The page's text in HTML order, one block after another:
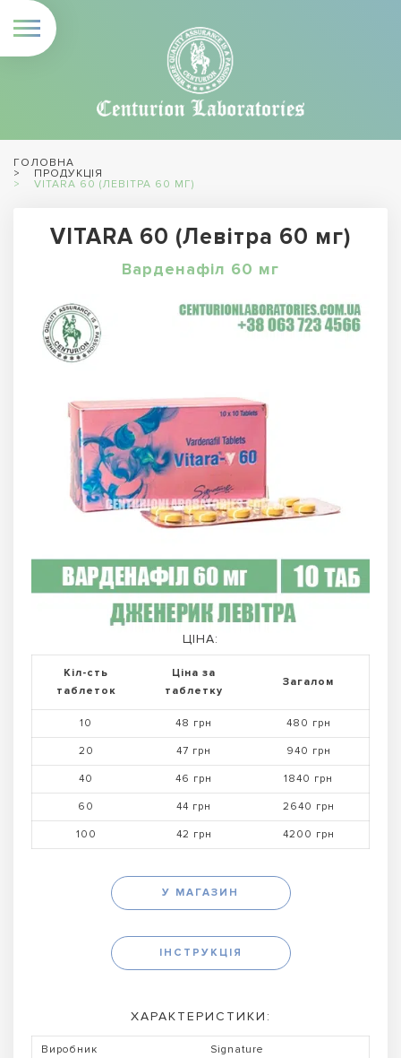
ГОЛОВНА
ПРОДУКЦІЯ
VITARA 60 (ЛЕВІТРА 60 МГ)
VITARA 60 (Левітра 60 мг)
Варденафіл 60 мг
ЦІНА:
Кіл-сть
таблеток
Ціна за
таблетку
Загалом
10 48 грн 480 грн
20 47 грн 940 грн
40 46 грн 1840 грн
60 44 грн 2640 грн
100 42 грн 4200 грн
У МАГАЗИН
ІНСТРУКЦІЯ
ХАРАКТЕРИСТИКИ:
Виробник Signature